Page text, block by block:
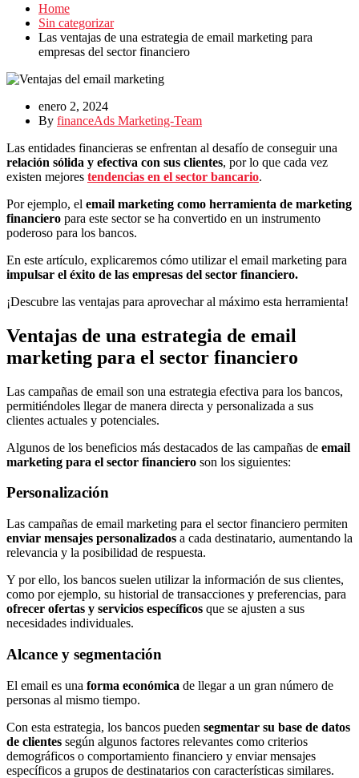
Home
Sin categorizar
Las ventajas de una estrategia de email marketing para
empresas del sector financiero
enero 2, 2024
By financeAds Marketing-Team
Las entidades financieras se enfrentan al desafío de conseguir una
relación sólida y efectiva con sus clientes, por lo que cada vez
existen mejores tendencias en el sector bancario.
Por ejemplo, el email marketing como herramienta de marketing
financiero para este sector se ha convertido en un instrumento
poderoso para los bancos.
En este artículo, explicaremos cómo utilizar el email marketing para
impulsar el éxito de las empresas del sector financiero.
¡Descubre las ventajas para aprovechar al máximo esta herramienta!
Ventajas de una estrategia de email
marketing para el sector financiero
Las campañas de email son una estrategia efectiva para los bancos,
permitiéndoles llegar de manera directa y personalizada a sus
clientes actuales y potenciales.
Algunos de los beneficios más destacados de las campañas de email
marketing para el sector financiero son los siguientes:
Personalización
Las campañas de email marketing para el sector financiero permiten
enviar mensajes personalizados a cada destinatario, aumentando la
relevancia y la posibilidad de respuesta.
Y por ello, los bancos suelen utilizar la información de sus clientes,
como por ejemplo, su historial de transacciones y preferencias, para
ofrecer ofertas y servicios específicos que se ajusten a sus
necesidades individuales.
Alcance y segmentación
El email es una forma económica de llegar a un gran número de
personas al mismo tiempo.
Con esta estrategia, los bancos pueden segmentar su base de datos
de clientes según algunos factores relevantes como criterios
demográficos o comportamiento financiero y enviar mensajes
específicos a grupos de destinatarios con características similares.